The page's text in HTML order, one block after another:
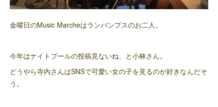
金曜日のMusic Marcheはランパンプスのお二人。
今年はナイトプールの投稿見ないね、と小林さん。
どうやら寺内さんはSNSで可愛い女の子を見るのが好きなんだそ
う。